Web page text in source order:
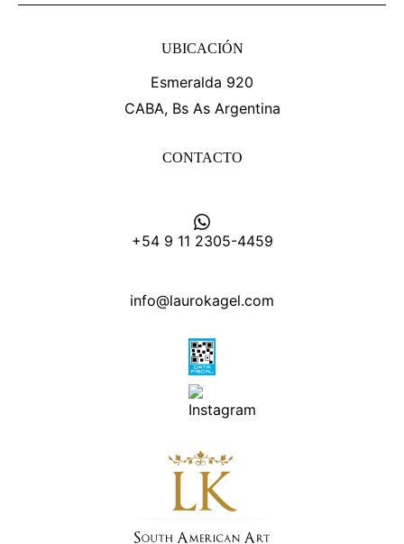
UBICACIÓN
Esmeralda 920
CABA, Bs As Argentina
CONTACTO
+54 9 11 2305-4459
info@laurokagel.com